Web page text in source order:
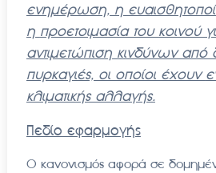
ενημέρωση, η
η προετοιμασία του κοινού
αντιμετώπιση κινδύνων από
πυρκαγιές, οι οποίοι έχουν
κλιματικής αλλαγής.
Πεδίο εφαρμογής
Ο κανονισμός αφορά σε